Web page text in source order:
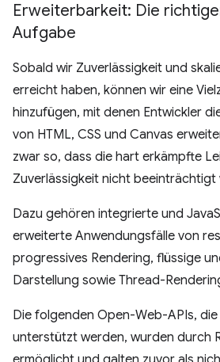
Erweiterbarkeit: Die
Aufgabe
Sobald wir Zuverlässigkeit und
erreicht haben, können wir eine
hinzufügen, mit denen Entwickler
von HTML, CSS und Canvas
zwar so, dass die hart erkämpfte
Zuverlässigkeit nicht beeinträchtigt
Dazu gehören integrierte und
erweiterte Anwendungsfälle von
progressives Rendering, flüssige
Darstellung sowie Thread-
Die folgenden Open-Web-APIs,
unterstützt werden, wurden durch